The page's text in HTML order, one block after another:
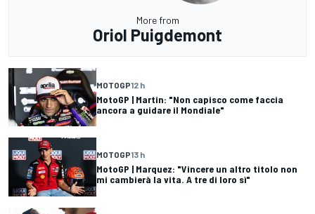
More from
Oriol Puigdemont
MOTOGP12 h
MotoGP | Martin: "Non capisco come faccia
ancora a guidare il Mondiale"
MOTOGP13 h
MotoGP | Marquez: "Vincere un altro titolo non
mi cambierà la vita. A tre di loro sì"